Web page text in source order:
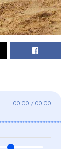
00:00 / 00:00